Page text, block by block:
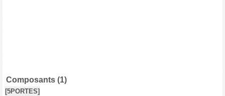
Composants (1)
[5PORTES]